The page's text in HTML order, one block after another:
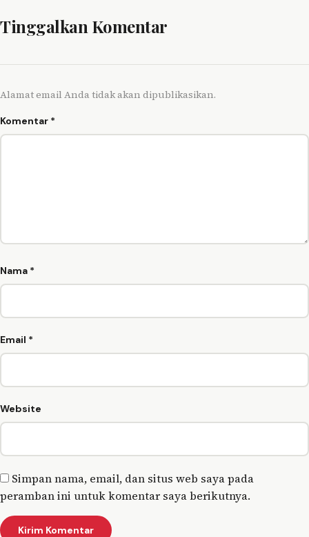
Tinggalkan Komentar
Alamat email Anda tidak akan dipublikasikan.
Komentar *
Nama *
Email *
Website
Simpan nama, email, dan situs web saya pada
peramban ini untuk komentar saya berikutnya.